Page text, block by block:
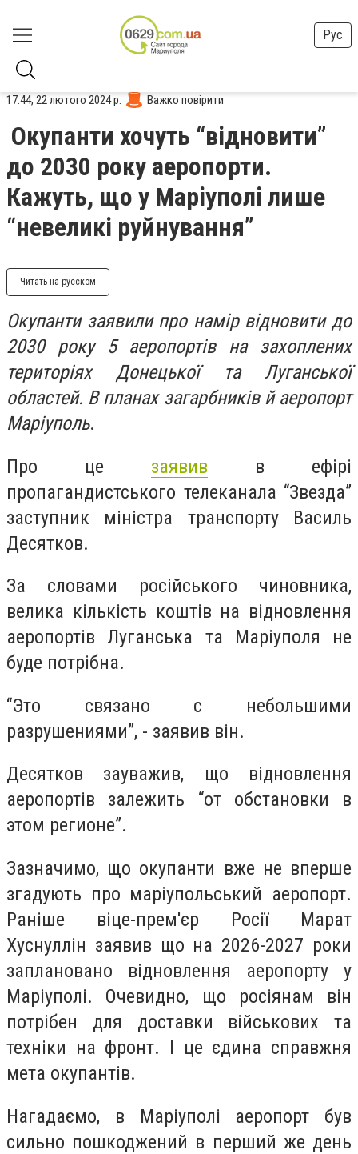
Рус
17:44, 22 лютого 2024 р. Важко повірити
Окупанти хочуть “відновити”
до 2030 року аеропорти.
Кажуть, що у Маріуполі лише
“невеликі руйнування”
Читать на русском
Окупанти заявили про намір відновити до
2030 року 5 аеропортів на захоплених
територіях Донецької та Луганської
областей. В планах загарбників й аеропорт
Маріуполь.
Про це заявив в ефірі
пропагандистського телеканала “Звезда”
заступник міністра транспорту Василь
Десятков.
За словами російського чиновника,
велика кількість коштів на відновлення
аеропортів Луганська та Маріуполя не
буде потрібна.
“Это связано с небольшими
разрушениями”, - заявив він.
Десятков зауважив, що відновлення
аеропортів залежить “от обстановки в
этом регионе”.
Зазначимо, що окупанти вже не вперше
згадують про маріупольський аеропорт.
Раніше віце-прем'єр Росії Марат
Хуснуллін заявив що на 2026-2027 роки
заплановано відновлення аеропорту у
Маріуполі. Очевидно, що росіянам він
потрібен для доставки військових та
техніки на фронт. І це єдина справжня
мета окупантів.
Нагадаємо, в Маріуполі аеропорт був
сильно пошкоджений в перший же день